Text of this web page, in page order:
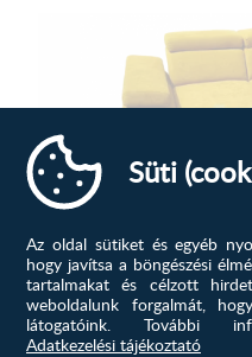
Cortina
Praktikus, helytakarékos,
meg
Süti
Az oldal sütiket és egyéb
hogy javítsa a böngészési
tartalmakat és célzott
weboldalunk forgalmát,
látogatóink.
További
Adatkezelési tájékoztató